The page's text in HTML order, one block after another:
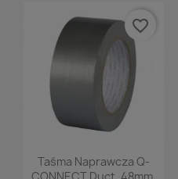
Podgląd
Taśma Naprawcza Q-
favorite_border